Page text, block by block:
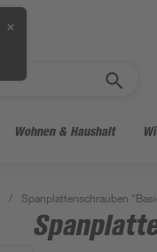
✕
Wohnen & Haushalt
/ Spanplattenschrauben